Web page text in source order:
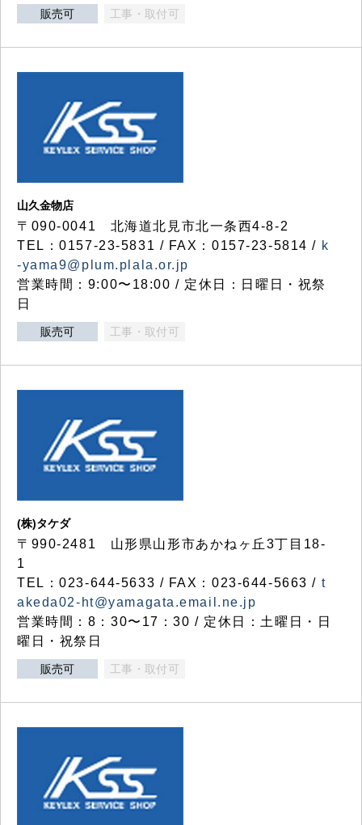
販売可 工事・取付可
山久金物店
〒090-0041 北海道北見市北一条西4-8-2
TEL：0157-23-5831 / FAX：0157-23-5814 / k
-yama9@plum.plala.or.jp
営業時間：9:00〜18:00 / 定休日：日曜日・祝祭
日
販売可 工事・取付可
(株)タケダ
〒990-2481 山形県山形市あかねヶ丘3丁目18-
1
TEL：023-644-5633 / FAX：023-644-5663 / t
akeda02-ht@yamagata.email.ne.jp
営業時間：8：30〜17：30 / 定休日：土曜日・日
曜日・祝祭日
販売可 工事・取付可